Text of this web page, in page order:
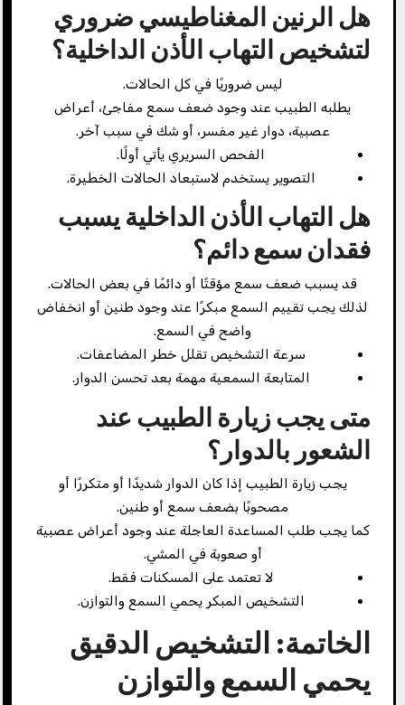
هل الرنين المغناطيسي ضروري
لتشخيص التهاب الأذن الداخلية؟
ليس ضروريًا في كل الحالات.
يطلبه الطبيب عند وجود ضعف سمع مفاجئ، أعراض
عصبية، دوار غير مفسر، أو شك في سبب آخر.
الفحص السريري يأتي أولًا.
التصوير يستخدم لاستبعاد الحالات الخطيرة.
هل التهاب الأذن الداخلية يسبب
فقدان سمع دائم؟
قد يسبب ضعف سمع مؤقتًا أو دائمًا في بعض الحالات.
لذلك يجب تقييم السمع مبكرًا عند وجود طنين أو انخفاض
واضح في السمع.
سرعة التشخيص تقلل خطر المضاعفات.
المتابعة السمعية مهمة بعد تحسن الدوار.
متى يجب زيارة الطبيب عند
الشعور بالدوار؟
يجب زيارة الطبيب إذا كان الدوار شديدًا أو متكررًا أو
مصحوبًا بضعف سمع أو طنين.
كما يجب طلب المساعدة العاجلة عند وجود أعراض عصبية
أو صعوبة في المشي.
لا تعتمد على المسكنات فقط.
التشخيص المبكر يحمي السمع والتوازن.
الخاتمة: التشخيص الدقيق
يحمي السمع والتوازن